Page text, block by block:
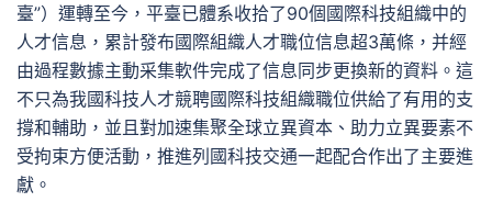
臺”）運轉至今，平臺已體系收拾了90個國際科技組織中的
人才信息，累計發布國際組織人才職位信息超3萬條，并經
由過程數據主動采集軟件完成了信息同步更換新的資料。這
不只為我國科技人才競聘國際科技組織職位供給了有用的支
撐和輔助，並且對加速集聚全球立異資本、助力立異要素不
受拘束方便活動，推進列國科技交通一起配合作出了主要進
獻。